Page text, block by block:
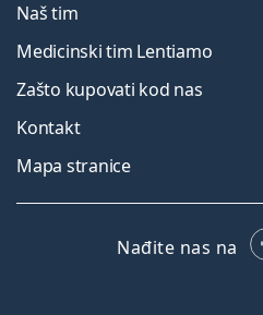
Naš tim
Medicinski tim Lentiamo
Zašto kupovati kod nas
Kontakt
Mapa stranice
Nađite nas na